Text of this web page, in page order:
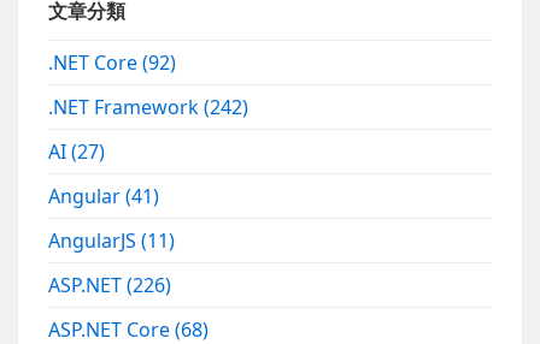
文章分類
.NET Core(92)
.NET Framework(242)
AI(27)
Angular(41)
AngularJS(11)
ASP.NET(226)
ASP.NET Core(68)